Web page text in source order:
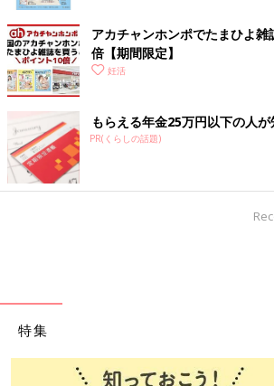
アカチャンホンポでたまひよ
倍【期間限定】
妊活
もらえる年金25万円以下の人
PR(くらしの話題)
特集